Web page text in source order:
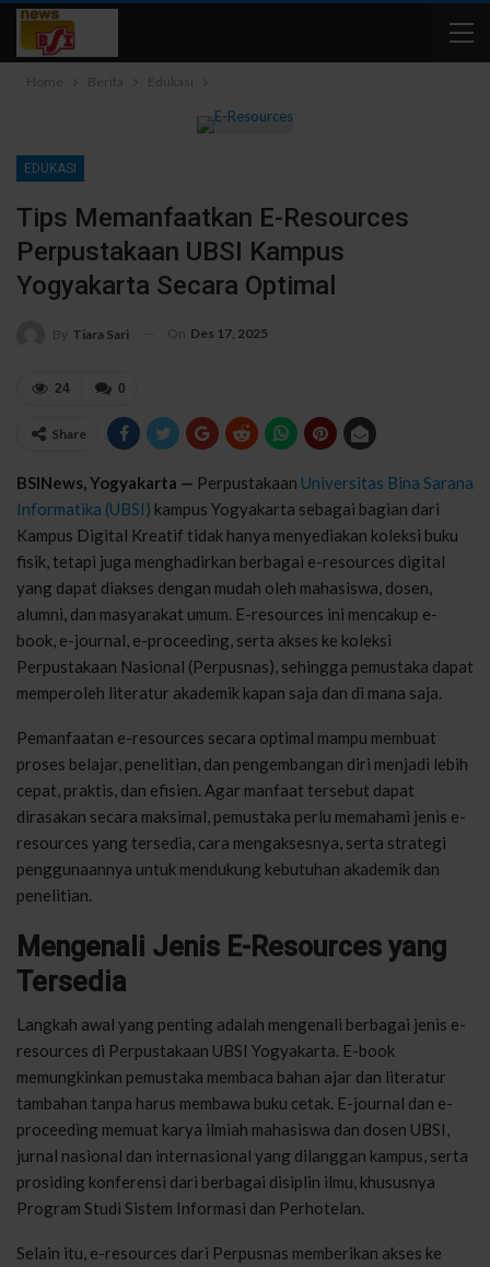
Home Berita Edukasi
EDUKASI
Tips Memanfaatkan E-Resources
Perpustakaan UBSI Kampus
Yogyakarta Secara Optimal
By Tiara Sari On Des 17, 2025
0
24
Share
BSINews, Yogyakarta — Perpustakaan Universitas Bina Sarana
Informatika (UBSI) kampus Yogyakarta sebagai bagian dari
Kampus Digital Kreatif tidak hanya menyediakan koleksi buku
fisik, tetapi juga menghadirkan berbagai e-resources digital
yang dapat diakses dengan mudah oleh mahasiswa, dosen,
alumni, dan masyarakat umum. E-resources ini mencakup e-
book, e-journal, e-proceeding, serta akses ke koleksi
Perpustakaan Nasional (Perpusnas), sehingga pemustaka dapat
memperoleh literatur akademik kapan saja dan di mana saja.
Pemanfaatan e-resources secara optimal mampu membuat
proses belajar, penelitian, dan pengembangan diri menjadi lebih
cepat, praktis, dan efisien. Agar manfaat tersebut dapat
dirasakan secara maksimal, pemustaka perlu memahami jenis e-
resources yang tersedia, cara mengaksesnya, serta strategi
penggunaannya untuk mendukung kebutuhan akademik dan
penelitian.
Mengenali Jenis E-Resources yang
Tersedia
Langkah awal yang penting adalah mengenali berbagai jenis e-
resources di Perpustakaan UBSI Yogyakarta. E-book
memungkinkan pemustaka membaca bahan ajar dan literatur
tambahan tanpa harus membawa buku cetak. E-journal dan e-
proceeding memuat karya ilmiah mahasiswa dan dosen UBSI,
jurnal nasional dan internasional yang dilanggan kampus, serta
prosiding konferensi dari berbagai disiplin ilmu, khususnya
Program Studi Sistem Informasi dan Perhotelan.
Selain itu, e-resources dari Perpusnas memberikan akses ke